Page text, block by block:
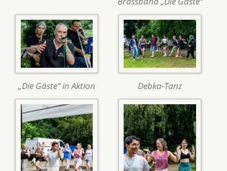
„Die Gäste“ in Aktion Debka-Tanz